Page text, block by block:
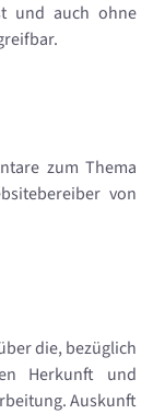
und auch ohne
zum Thema
von
die, bezüglich
Herkunft und
Auskunft